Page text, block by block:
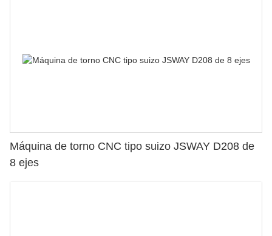
Máquina de torno CNC tipo suizo JSWAY D208 de
8 ejes